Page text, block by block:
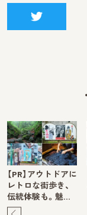
【PR】アウトドアに
レトロな街歩き、
伝統体験も。魅…